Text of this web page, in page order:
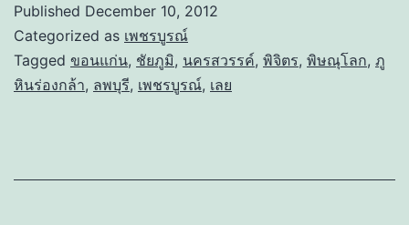
Published December 10, 2012
Categorized as เพชรบูรณ์
Tagged ขอนแก่น, ชัยภูมิ, นครสวรรค์, พิจิตร, พิษณุโลก, ภู
หินร่องกล้า, ลพบุรี, เพชรบูรณ์, เลย